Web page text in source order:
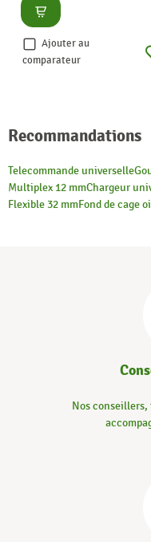
Consulter
Ajouter au
comparateur
Recommandations
Telecommande universelle
Multiplex 12 mmChargeur
Flexible 32 mmFond de cage
Nos conseillers,